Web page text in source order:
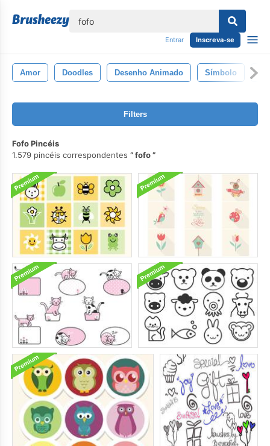
Entrar Inscreva-se
Amor Doodles Desenho Animado Símbolo
Filters
Fofo Pincéis
1.579 pincéis correspondentes
fofo